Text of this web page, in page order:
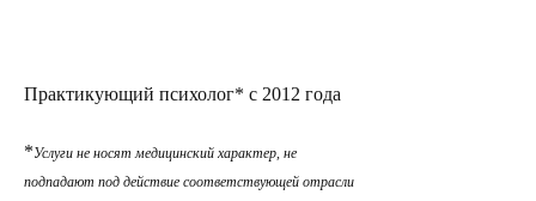
Практикующий психолог* с 2012 года
*Услуги не носят медицинский характер, не
подпадают под действие соответствующей отрасли